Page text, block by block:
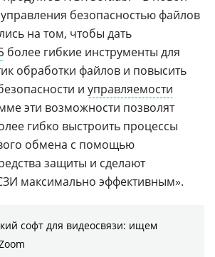
безопасностью файлов
на том, чтобы дать
более гибкие инструменты для
обработки файлов и повысить
и управляемости
эти возможности позволят
гибко выстроить процессы
обмена с помощью
защиты и сделают
максимально эффективным».
софт для видеосвязи: ищем